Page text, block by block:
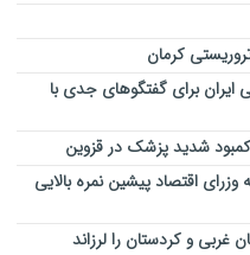
در کانال ۵۹ / آمادگی ایران برای گفتگوهای جدی با
شدید پزشک در قزوین
اقتصاد پیشین نمره بالایی
غربی و کردستان را لرزاند